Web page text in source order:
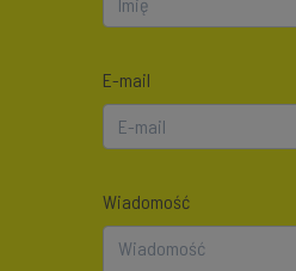
E-mail
Wiadomość